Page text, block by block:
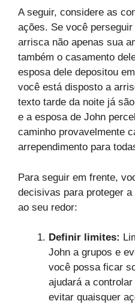
A seguir, considere as
ações. Se você
arrisca não apenas sua
também o casamento
esposa dele depositou
você está disposto a
texto tarde da noite já
e a esposa de John
caminho provavelmente
arrependimento para
Para seguir em frente,
decisivas para proteger
ao seu redor:
Definir limites:
John a grupos e
você possa ficar
ajudará a
evitar quaisquer